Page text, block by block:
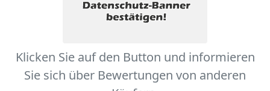
Klicken Sie auf den Button und informieren
Sie sich über Bewertungen von anderen